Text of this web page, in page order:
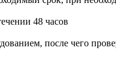
48 часов
после чего